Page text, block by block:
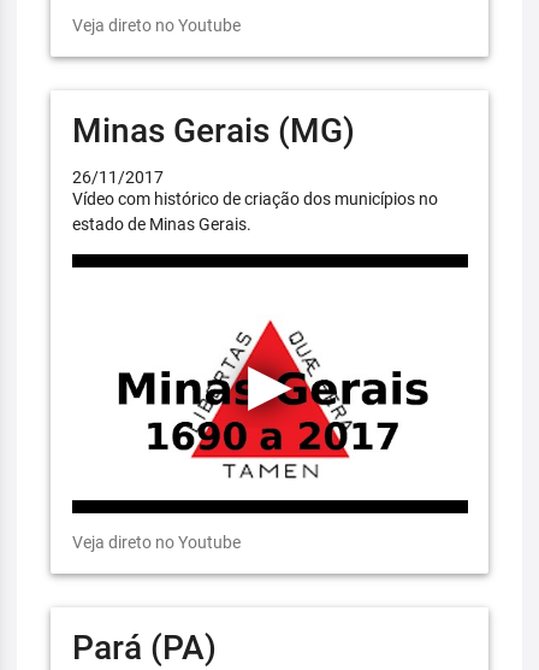
Veja direto no Youtube
Minas Gerais (MG)
26/11/2017
Vídeo com histórico de criação dos municípios no
estado de Minas Gerais.
Veja direto no Youtube
Pará (PA)